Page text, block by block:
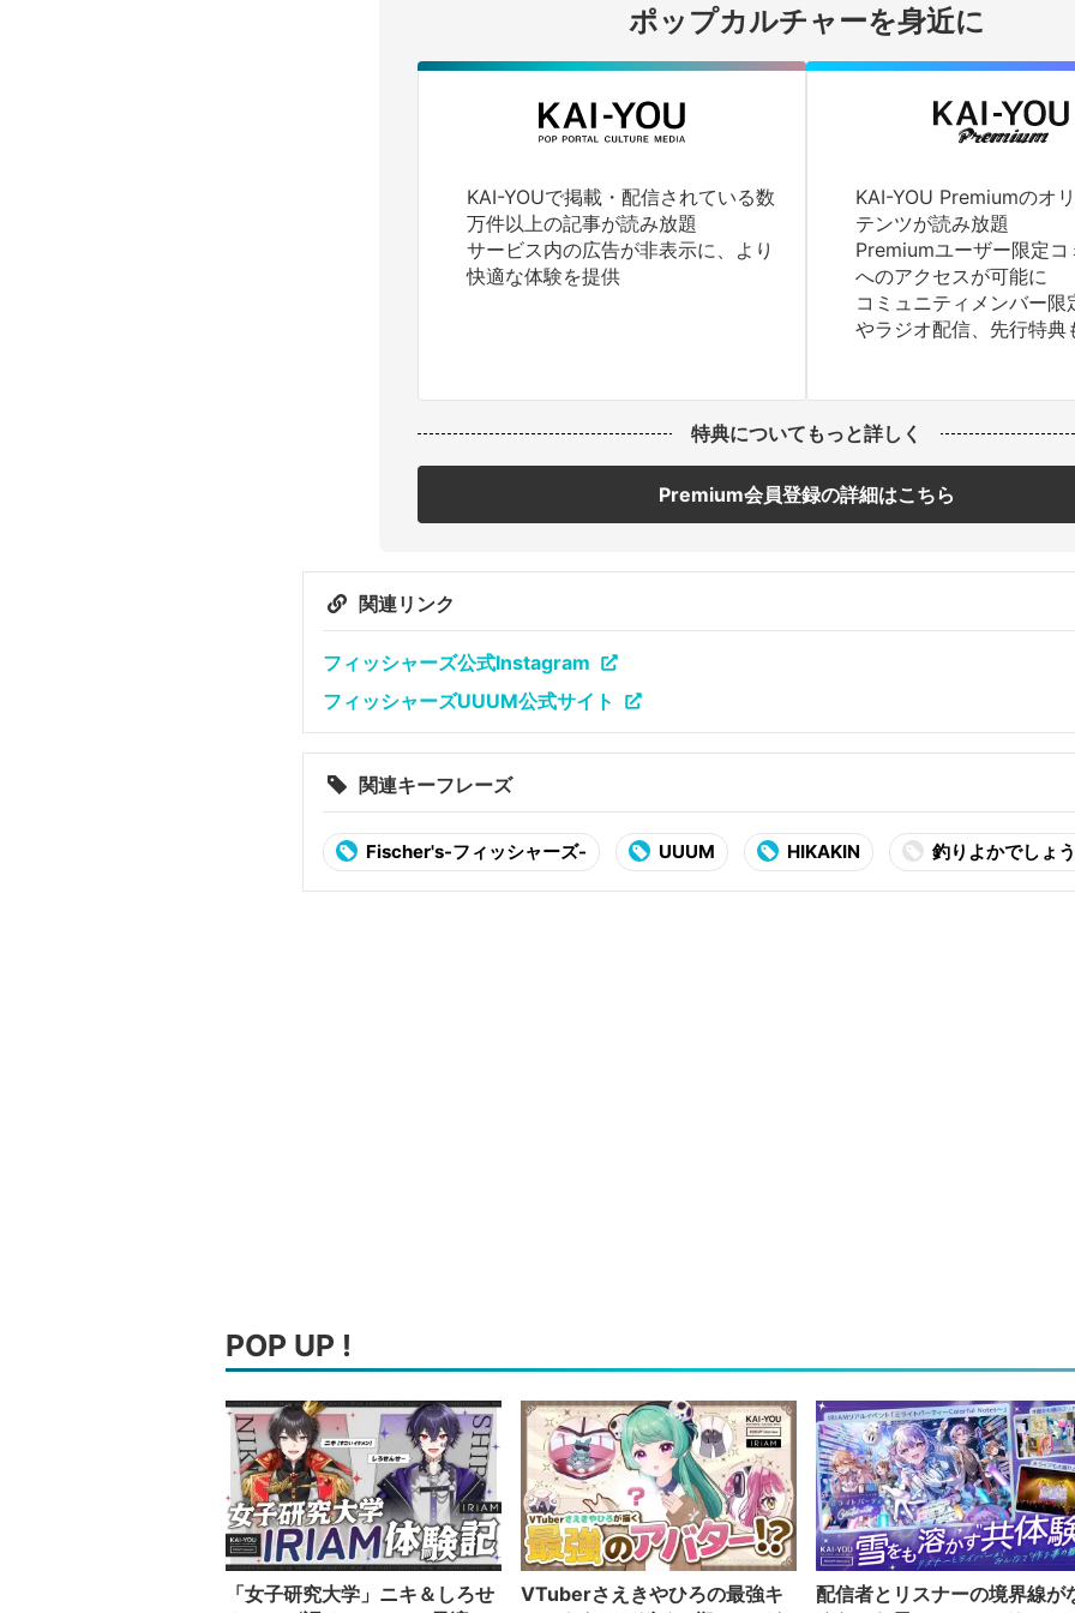
ポップカルチャーを身近に
KAI-YOUで掲載・配信されている数
万件以上の記事が読み放題
サービス内の広告が非表示に、より
快適な体験を提供
KAI-YOU Premiumのオ
テンツが読み放題
Premiumユーザー限定コ
へのアクセスが可能に
コミュニティメンバー限
やラジオ配信、先行特典
特典についてもっと詳しく
Premium会員登録の詳細はこちら
関連リンク
フィッシャーズ公式Instagram
フィッシャーズUUUM公式サイト
関連キーフレーズ
Fischer's-フィッシャーズ- UUUM HIKAKIN 釣りよかでしょ
POP UP !
「女子研究大学」ニキ＆しろせ
VTuberさえきやひろの最強キ
配信者とリスナーの境界線が